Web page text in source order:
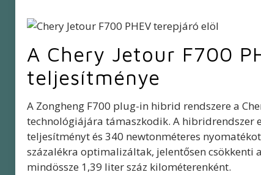
A Chery Jetour F700
teljesítménye
A Zongheng F700 plug-in hibrid rendszere a
technológiájára támaszkodik. A
teljesítményt és 340 newtonméteres
százalékra optimalizáltak, jelentősen csökkenti
mindössze 1,39 liter száz kilométerenként.